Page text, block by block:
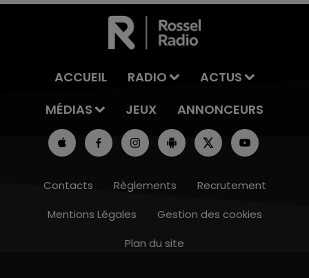
7h00 - 12h00
ACCUEIL RADIO
ACTUS
MÉDIAS
JEUX ANNONCEURS
Contacts Règlements
Recrutement
Mentions Légales
Gestion des cookies
Plan du site